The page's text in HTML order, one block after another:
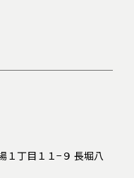
１丁目１１−９ 長堀八